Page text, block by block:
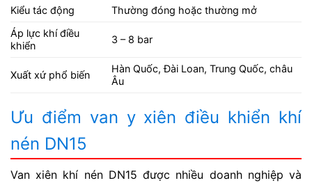
Kiểu tác động
Thường đóng hoặc thường mở
Áp lực khí điều
khiển
3 – 8 bar
Xuất xứ phổ biến
Hàn Quốc, Đài Loan, Trung Quốc, châu
Âu
Ưu điểm van y xiên điều khiển khí
nén DN15
Van xiên khí nén DN15 được nhiều doanh nghiệp và